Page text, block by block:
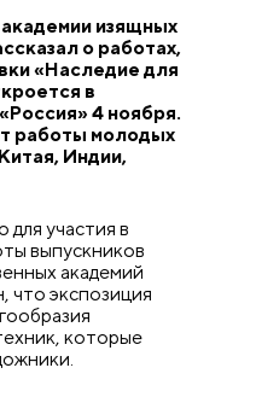
изящных
о работах,
«Наследие для
в
4 ноября.
работы молодых
Индии,
для участия в
выпускников
академий
что экспозиция
которые